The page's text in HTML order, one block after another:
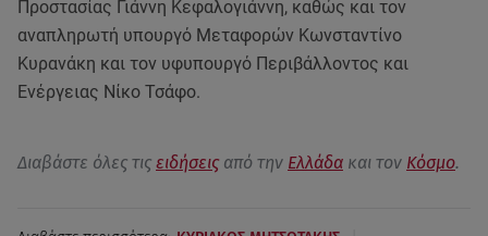
Προστασίας Γιάννη Κεφαλογιάννη, καθώς και τον
αναπληρωτή υπουργό Μεταφορών Κωνσταντίνο
Κυρανάκη και τον υφυπουργό Περιβάλλοντος και
Ενέργειας Νίκο Τσάφο.
Διαβάστε όλες τις ειδήσεις από την Ελλάδα και τον Κόσμο.